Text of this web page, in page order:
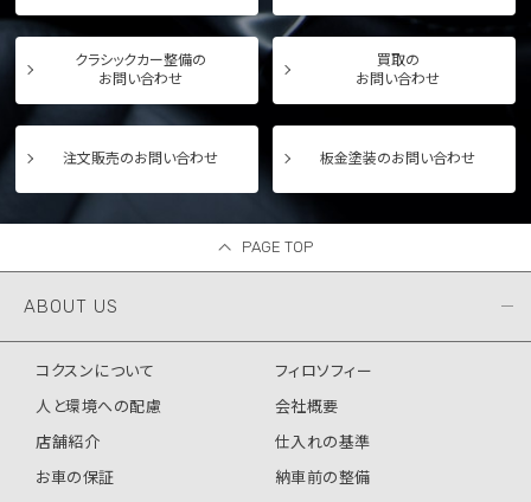
クラシックカー整備の
お問い合わせ
買取の
お問い合わせ
注文販売のお問い合わせ 板金塗装のお問い合わせ
PAGE TOP
ABOUT US
コクスンについて
フィロソフィー
人と環境への配慮
会社概要
店舗紹介
仕入れの基準
お車の保証
納車前の整備